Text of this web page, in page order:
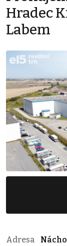
Hradec
Labem
Adresa